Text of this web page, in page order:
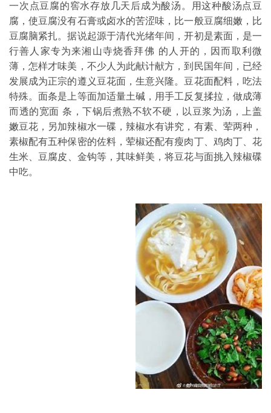
一次点豆腐的窖水存放几天后成为酸汤。用这种酸汤点豆
腐，使豆腐没有石膏或卤水的苦涩味，比一般豆腐细嫩，比
豆腐脑紧扎。据说起源于清代光绪年间，开初是素面，是一
行善人家专为来湘山寺烧香拜佛 的人开的，因而取利微
薄，怎样才味美，不少人为此献计献方，到民国年间，已经
发展成为正宗的遵义豆花面，生意兴隆。豆花面配料，吃法
特殊。面条是上等面加适量土碱，用手工反复揉拉，做成薄
而透的宽面 条，下锅后煮熟不软不硬，以豆浆为汤，上盖
嫩豆花，另加辣椒水一碟，辣椒水有讲究，有素、荤两种，
素椒配有五种保密的佐料，荤椒还配有瘦肉丁、鸡肉丁、花
生米、 豆腐皮 、金钩等，其味鲜美，将豆花与面挑入辣椒碟
中吃。